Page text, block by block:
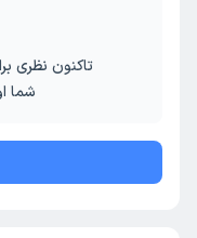
تاکنون نظری
شما